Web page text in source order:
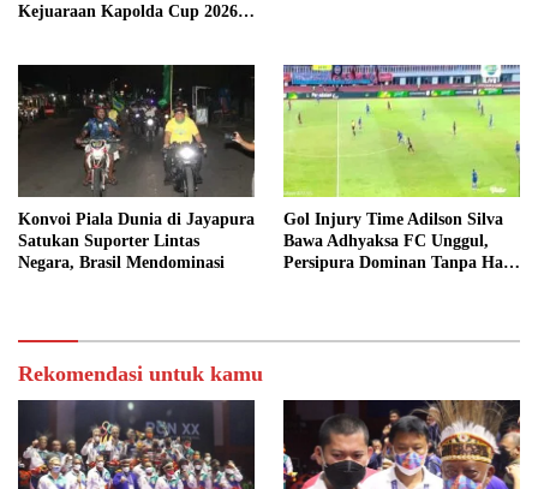
Kejuaraan Kapolda Cup 2026
Konvoi Piala Dunia di Jayapura
Satukan Suporter Lintas
Negara, Brasil Mendominasi
Gol Injury Time Adilson Silva
Bawa Adhyaksa FC Unggul,
Persipura Dominan Tanpa Hasil
Rekomendasi untuk kamu